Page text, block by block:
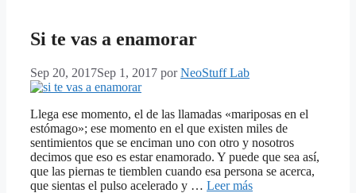
Si te vas a enamorar
Sep 20, 2017Sep 1, 2017 porNeoStuff Lab
Llega ese momento, el de las llamadas «mariposas en el
estómago»; ese momento en el que existen miles de
sentimientos que se enciman uno con otro y nosotros
decimos que eso es estar enamorado. Y puede que sea así,
que las piernas te tiemblen cuando esa persona se acerca,
que sientas el pulso acelerado y … Leer más